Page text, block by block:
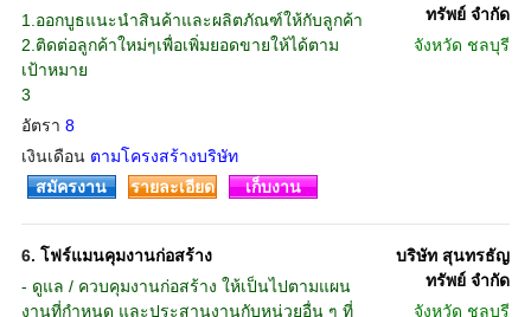
1.ออกบูธแนะนำสินค้าและผลิตภัณฑ์ให้กับลูกค้า
2.ติดต่อลูกค้าใหม่ๆเพื่อเพิ่มยอดขายให้ได้ตาม
เป้าหมาย
3
อัตรา 8
เงินเดือน ตามโครงสร้างบริษัท
ทรัพย์ จำกัด
จังหวัด ชลบุรี
สมัครงาน รายละเอียด เก็บงาน
6. โฟร์แมนคุมงานก่อสร้าง
- ดูแล / ควบคุมงานก่อสร้าง ให้เป็นไปตามแผน
งานที่กำหนด และประสานงานกับหน่วยอื่น ๆ ที่
บริษัท สุนทรธัญ
ทรัพย์ จำกัด
จังหวัด ชลบุรี